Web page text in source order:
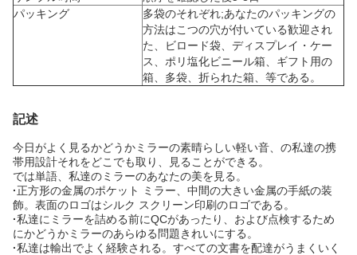
パッキング
多袋のそれぞれ;あなたのパッキングの
方法はこつの穴が付いている歓迎され
た、ビロード袋、ディスプレイ・ケー
ス、ポリ塩化ビニール箱、ギフト用の
箱、多袋、折られた箱、等である。
記述
今日がよく見るかどうかミラーの素晴らしい軽い音、の私達の携
帯用設計それをどこでも取り、見ることができる。
では単語、私達のミラーのあなたの美を見る。
·正方形の金属のポケット ミラー、中間の大きい金属の手紙の装
飾。表面のロゴはシルク スクリーン印刷のロゴである。
·私達にミラーを詰める前にQCがあったり、および点検するため
にかどうかミラーのあらゆる問題きれいにする。
·私達は輸出でよく経験される。すべての文書を配達がうまくいく